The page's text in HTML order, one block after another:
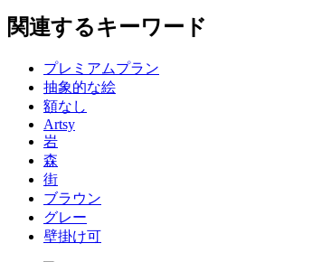
関連するキーワード
プレミアムプラン
抽象的な絵
額なし
Artsy
岩
森
街
ブラウン
グレー
壁掛け可